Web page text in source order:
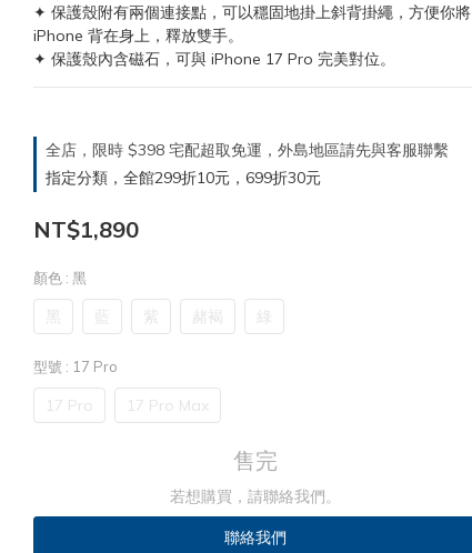
✦ 保護殼附有兩個連接點，可以穩固地掛上斜背掛繩，方便你將
iPhone 背在身上，釋放雙手。
✦ 保護殼內含磁石，可與 iPhone 17 Pro 完美對位。
全店，限時 $398 宅配超取免運，外島地區請先與客服聯繫
指定分類，全館299折10元，699折30元
NT$1,890
顏色 : 黑
黑 藍 紫 赭褐 綠
型號 : 17 Pro
17 Pro 17 Pro Max
售完
若想購買，請聯絡我們。
聯絡我們